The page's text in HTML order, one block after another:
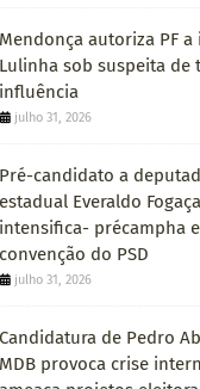
Mendonça autoriza PF a
Lulinha sob suspeita de
influência
julho 31, 2026
Pré-candidato a
estadual Everaldo Fogaça
intensifica- précampha
convenção do PSD
julho 31, 2026
Candidatura de Pedro
MDB provoca crise